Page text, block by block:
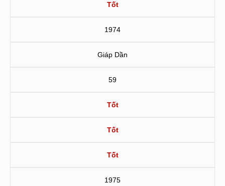
Tốt
1974
Giáp Dần
59
Tốt
Tốt
Tốt
1975